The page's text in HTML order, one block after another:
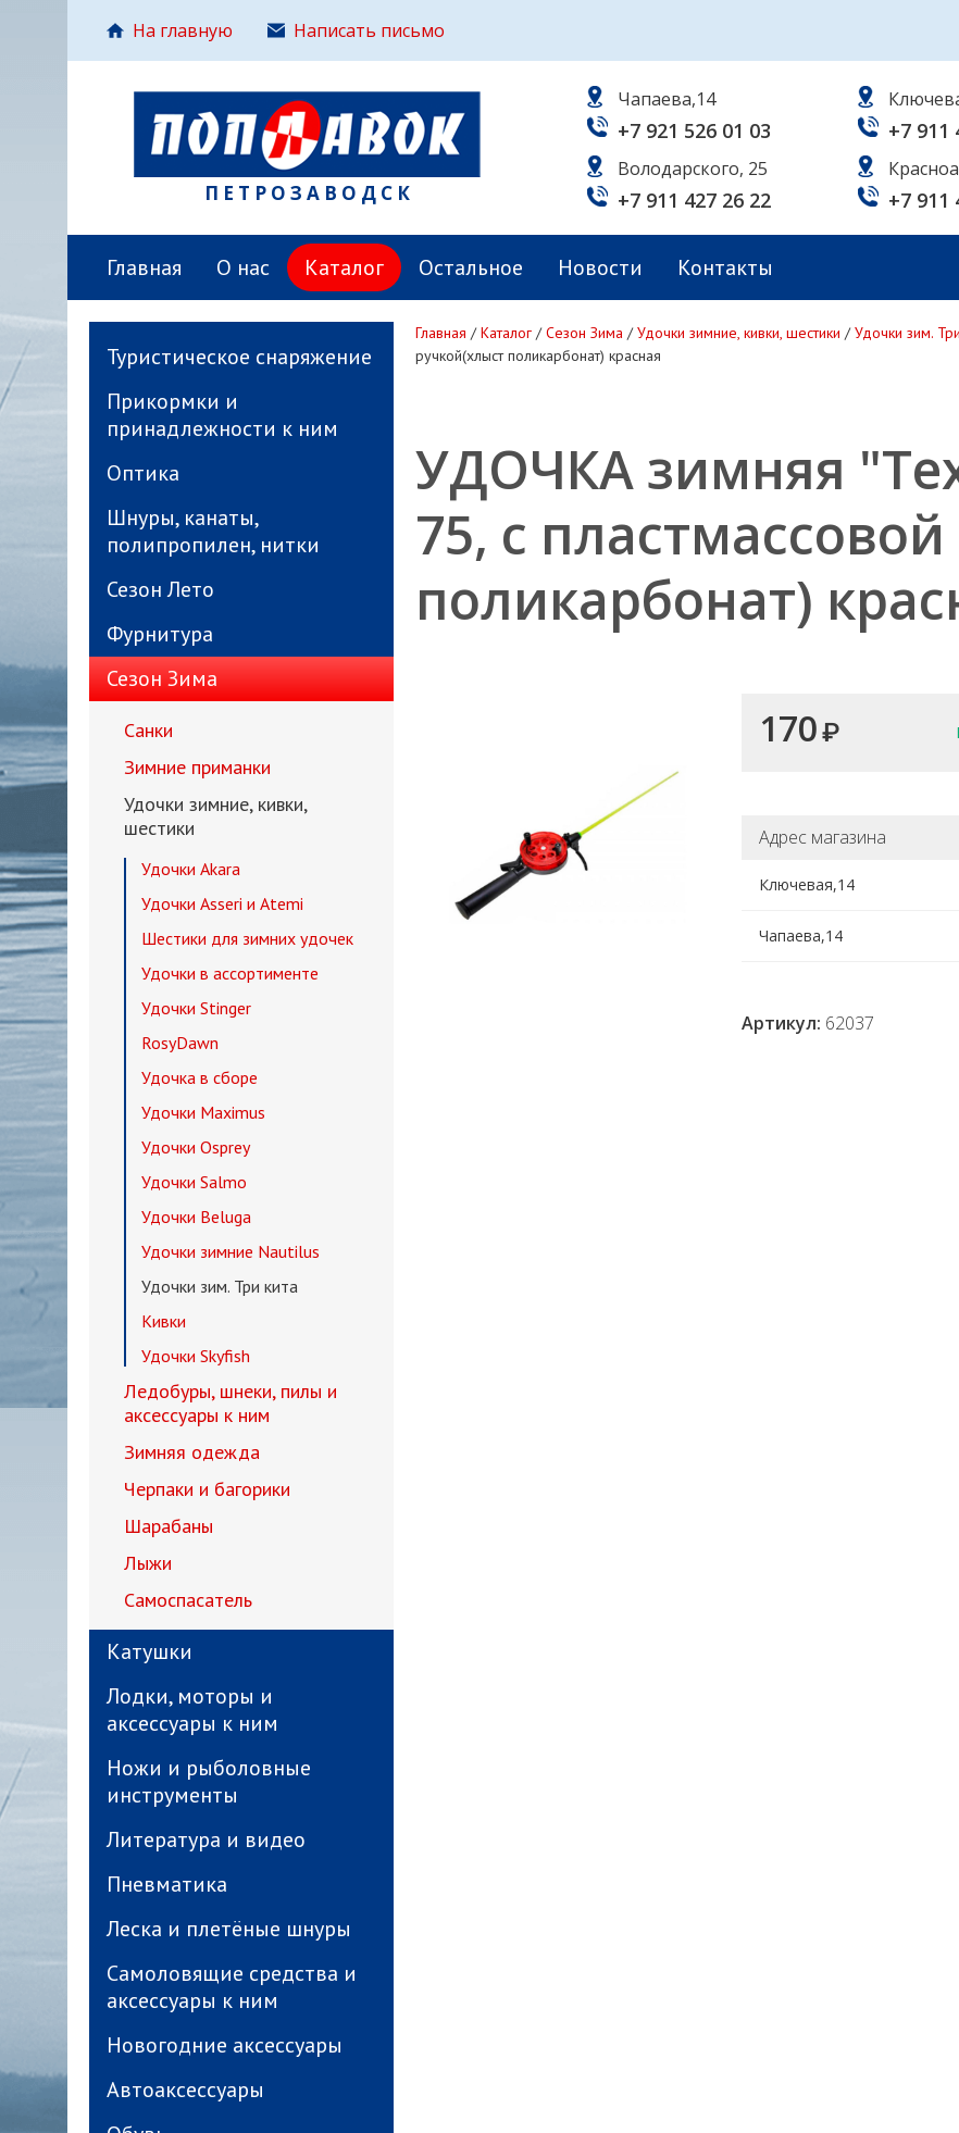
На главную Написать письмо
ПЕТРОЗАВОДСК
Чапаева,14
+7 921 526 01 03
Володарского, 25
+7 911 427 26 22
+7 911
+7 911
Главная О нас Каталог Остальное Новости Контакты
Туристическое снаряжение
Прикормки и
принадлежности к ним
Оптика
Шнуры, канаты,
полипропилен, нитки
Сезон Лето
Фурнитура
Сезон Зима
Санки
Зимние приманки
Удочки зимние, кивки,
шестики
Удочки Akara
Удочки Asseri и Atemi
Шестики для зимних удочек
Удочки в ассортименте
Удочки Stinger
RosyDawn
Удочка в сборе
Удочки Maximus
Удочки Osprey
Удочки Salmo
Удочки Beluga
Удочки зимние Nautilus
Удочки зим. Три кита
Кивки
Удочки Skyfish
Ледобуры, шнеки, пилы и
аксессуары к ним
Зимняя одежда
Черпаки и багорики
Шарабаны
Лыжи
Самоспасатель
Катушки
Лодки, моторы и
аксессуары к ним
Ножи и рыболовные
инструменты
Литература и видео
Пневматика
Леска и плетёные шнуры
Самоловящие средства и
аксессуары к ним
Новогодние аксессуары
Автоаксессуары
Главная /Каталог /Сезон Зима /Удочки зимние, кивки, шестики /Удочки зим.
ручкой(хлыст поликарбонат) красная
УДОЧКА зимняя
75, с
поликарбонат)
170₽
Адрес магазина
Ключевая,14
Чапаева,14
Артикул: 62037